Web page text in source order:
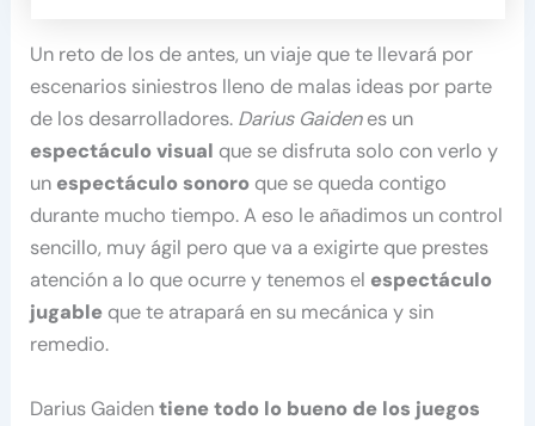
Un reto de los de antes, un viaje que te llevará por
escenarios siniestros lleno de malas ideas por parte
de los desarrolladores. Darius Gaidenes un
espectáculo visual que se disfruta solo con verlo y
un espectáculo sonoro que se queda contigo
durante mucho tiempo. A eso le añadimos un control
sencillo, muy ágil pero que va a exigirte que prestes
atención a lo que ocurre y tenemos el espectáculo
jugable que te atrapará en su mecánica y sin
remedio.
Darius Gaidentiene todo lo bueno de los juegos